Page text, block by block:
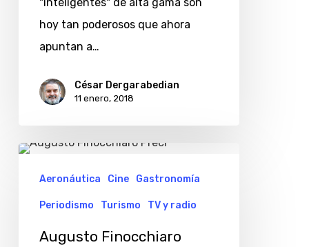
hoy tan poderosos que ahora
apuntan a…
César Dergarabedian
11 enero, 2018
Augusto
Finocchiaro
Aeronáutica Cine Gastronomía
Periodismo Turismo TV y radio
Augusto Finocchiaro